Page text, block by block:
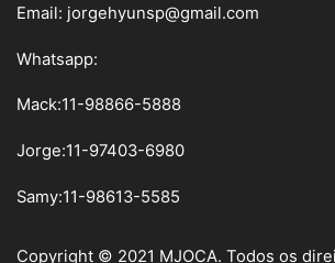
Email: jorgehyunsp@gmail.com
Whatsapp:
Mack:11-98866-5888
Jorge:11-97403-6980
Samy:11-98613-5585
Copyright © 2021 MJOCA. Todos os